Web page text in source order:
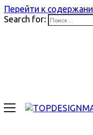
Перейти к
Search for: